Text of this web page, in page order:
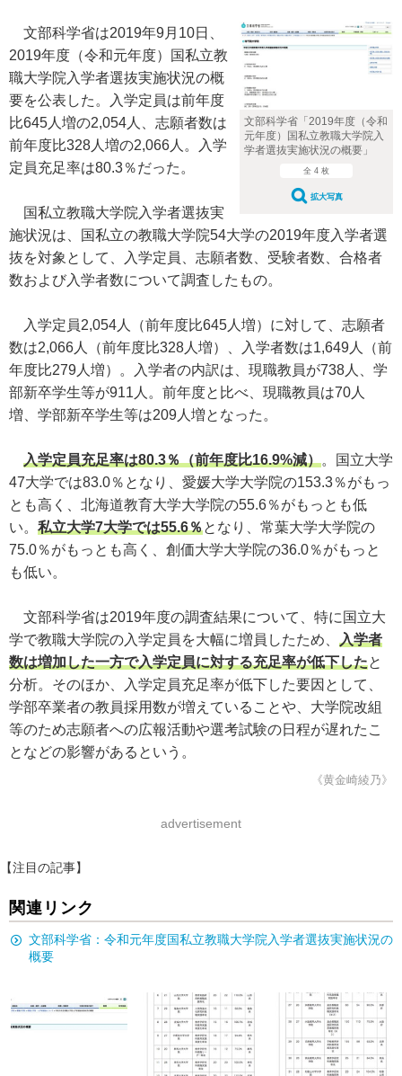
文部科学省「2019年度（令和
元年度）国私立教職大学院入
学者選抜実施状況の概要」
全 4 枚
拡大写真
文部科学省は2019年9月10日、
2019年度（令和元年度）国私立教
職大学院入学者選抜実施状況の概
要を公表した。入学定員は前年度
比645人増の2,054人、志願者数は
前年度比328人増の2,066人。入学
定員充足率は80.3％だった。
国私立教職大学院入学者選抜実
施状況は、国私立の教職大学院54大学の2019年度入学者選
抜を対象として、入学定員、志願者数、受験者数、合格者
数および入学者数について調査したもの。
入学定員2,054人（前年度比645人増）に対して、志願者
数は2,066人（前年度比328人増）、入学者数は1,649人（前
年度比279人増）。入学者の内訳は、現職教員が738人、学
部新卒学生等が911人。前年度と比べ、現職教員は70人
増、学部新卒学生等は209人増となった。
入学定員充足率は80.3％（前年度比16.9%減）。国立大学
47大学では83.0％となり、愛媛大学大学院の153.3％がもっ
とも高く、北海道教育大学大学院の55.6％がもっとも低
い。 私立大学7大学では55.6％となり、常葉大学大学院の
75.0％がもっとも高く、創価大学大学院の36.0％がもっと
も低い。
文部科学省は2019年度の調査結果について、特に国立大
学で教職大学院の入学定員を大幅に増員したため、 入学者
数は増加した一方で入学定員に対する充足率が低下したと
分析。そのほか、入学定員充足率が低下した要因として、
学部卒業者の教員採用数が増えていることや、大学院改組
等のため志願者への広報活動や選考試験の日程が遅れたこ
となどの影響があるという。
《黄金崎綾乃》
advertisement
【注目の記事】
関連リンク
文部科学省：令和元年度国私立教職大学院入学者選抜実施状況の
概要